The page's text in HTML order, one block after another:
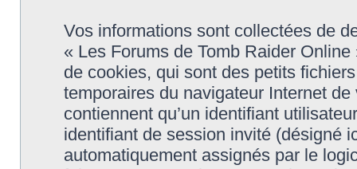
Vos informations sont collectées de
« Les Forums de Tomb Raider
de cookies, qui sont des petits
temporaires du navigateur Internet
contiennent qu’un identifiant
identifiant de session invité (désigné
automatiquement assignés par le